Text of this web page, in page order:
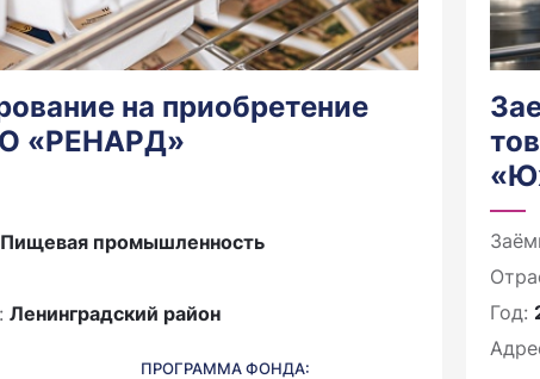
на приобретение
«РЕНАРД»
Пищевая промышленность
Ленинградский район
ПРОГРАММА ФОНДА:
Год: